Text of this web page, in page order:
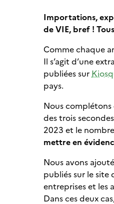
Importations,
de VIE, bref !
Comme chaque
Il s’agit d’une
publiées sur
pays.
Nous complétons
des trois
2023 et le
mettre en
Nous avons
publiés sur le site
entreprises et les
Dans ces deux